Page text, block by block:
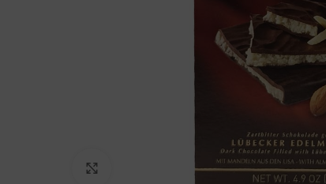
Klikněte pro zvětšení